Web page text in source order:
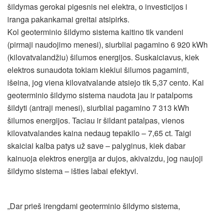
šildymas gerokai pigesnis nei elektra, o investicijos i
iranga pakankamai greitai atsipirks.
Kol geoterminio šildymo sistema kaitino tik vandeni
(pirmaji naudojimo menesi), siurbliai pagamino 6 920 kWh
(kilovatvalandžiu) šilumos energijos. Suskaiciavus, kiek
elektros sunaudota tokiam kiekiui šilumos pagaminti,
išeina, jog viena kilovatvalande atsiejo tik 5,37 cento. Kai
geoterminio šildymo sistema naudota jau ir patalpoms
šildyti (antraji menesi), siurbliai pagamino 7 313 kWh
šilumos energijos. Taciau ir šildant patalpas, vienos
kilovatvalandes kaina nedaug tepakilo – 7,65 ct. Taigi
skaiciai kalba patys už save – palyginus, kiek dabar
kainuoja elektros energija ar dujos, akivaizdu, jog naujoji
šildymo sistema – išties labai efektyvi.
„Dar prieš irengdami geoterminio šildymo sistema,